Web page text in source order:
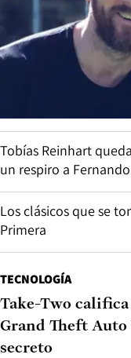
Tobías Reinhart
un respiro a
Los clásicos que se
Primera
TECNOLOGÍA
Take-Two califica
Grand Theft
secreto